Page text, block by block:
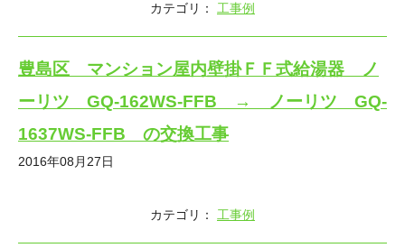
カテゴリ： 工事例
豊島区 マンション屋内壁掛ＦＦ式給湯器 ノ
ーリツ GQ-162WS-FFB → ノーリツ GQ-
1637WS-FFB の交換工事
2016年08月27日
カテゴリ： 工事例